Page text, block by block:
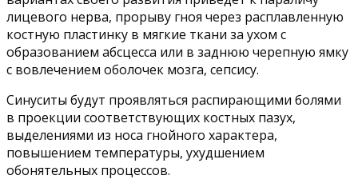
лицевого нерва, прорыву гноя через расплавленную
костную пластинку в мягкие ткани за ухом с
образованием абсцесса или в заднюю черепную ямку
с вовлечением оболочек мозга, сепсису.
Синуситы будут проявляться распирающими болями
в проекции соответствующих костных пазух,
выделениями из носа гнойного характера,
повышением температуры, ухудшением
обонятельных процессов.